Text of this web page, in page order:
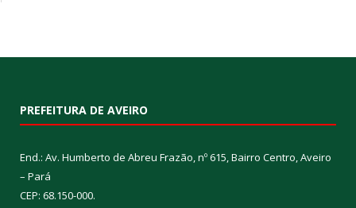
PREFEITURA DE AVEIRO
End.: Av. Humberto de Abreu Frazão, nº 615, Bairro Centro, Aveiro
– Pará
CEP: 68.150-000.